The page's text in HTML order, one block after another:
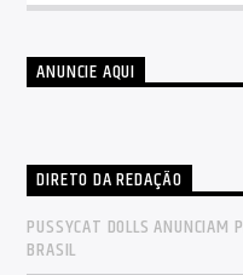
ANUNCIE AQUI
DIRETO DA REDAÇÃO
PUSSYCAT DOLLS ANUNCIAM
BRASIL